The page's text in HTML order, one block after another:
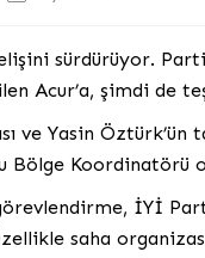
sürdürüyor.
Acur’a, şimdi de
ve Yasin
Bölge Koordinatörü
İYİ
saha